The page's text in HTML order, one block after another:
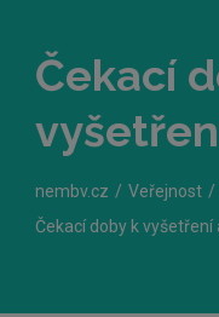
Čekací
nembv.cz Veřejnost
Čekací doby k vyšetření